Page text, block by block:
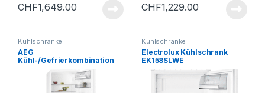
CHF1,649.00 CHF1,229.00
Kühlschränke
AEG
Kühl-/Gefrierkombination
Kühlschränke
Electrolux Kühlschrank
EK158SLWE